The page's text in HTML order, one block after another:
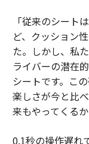
「従来のシート
ど、クッション
た。しかし、私
ライバーの潜在
シートです。こ
楽しさが今と比
来もやってくる
0.1秒の操作遅れ